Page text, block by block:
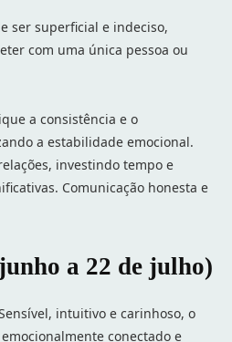
ser superficial e indeciso,
com uma única pessoa ou
a consistência e o
a estabilidade emocional.
investindo tempo e
Comunicação honesta e
a 22 de julho)
intuitivo e carinhoso, o
conectado e